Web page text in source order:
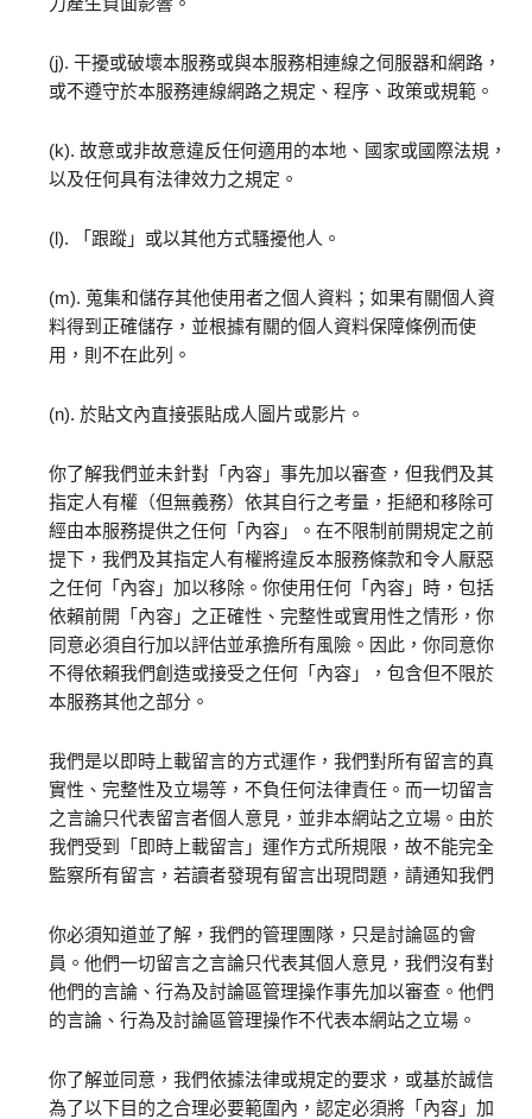
(j). 干擾或破壞本服務或與本服務相連線之伺服器和網路，
或不遵守於本服務連線網路之規定、程序、政策或規範。
(k). 故意或非故意違反任何適用的本地、國家或國際法規，
以及任何具有法律效力之規定。
(l). 「跟蹤」或以其他方式騷擾他人。
(m). 蒐集和儲存其他使用者之個人資料；如果有關個人資
料得到正確儲存，並根據有關的個人資料保障條例而使
用，則不在此列。
(n). 於貼文內直接張貼成人圖片或影片。
你了解我們並未針對「內容」事先加以審查，但我們及其
指定人有權（但無義務）依其自行之考量，拒絕和移除可
經由本服務提供之任何「內容」。在不限制前開規定之前
提下，我們及其指定人有權將違反本服務條款和令人厭惡
之任何「內容」加以移除。你使用任何「內容」時，包括
依賴前開「內容」之正確性、完整性或實用性之情形，你
同意必須自行加以評估並承擔所有風險。因此，你同意你
不得依賴我們創造或接受之任何「內容」，包含但不限於
本服務其他之部分。
我們是以即時上載留言的方式運作，我們對所有留言的真
實性、完整性及立場等，不負任何法律責任。而一切留言
之言論只代表留言者個人意見，並非本網站之立場。由於
我們受到「即時上載留言」運作方式所規限，故不能完全
監察所有留言，若讀者發現有留言出現問題，請通知我們
你必須知道並了解，我們的管理團隊，只是討論區的會
員。他們一切留言之言論只代表其個人意見，我們沒有對
他們的言論、行為及討論區管理操作事先加以審查。他們
的言論、行為及討論區管理操作不代表本網站之立場。
你了解並同意，我們依據法律或規定的要求，或基於誠信
為了以下目的之合理必要範圍內，認定必須將「內容」加